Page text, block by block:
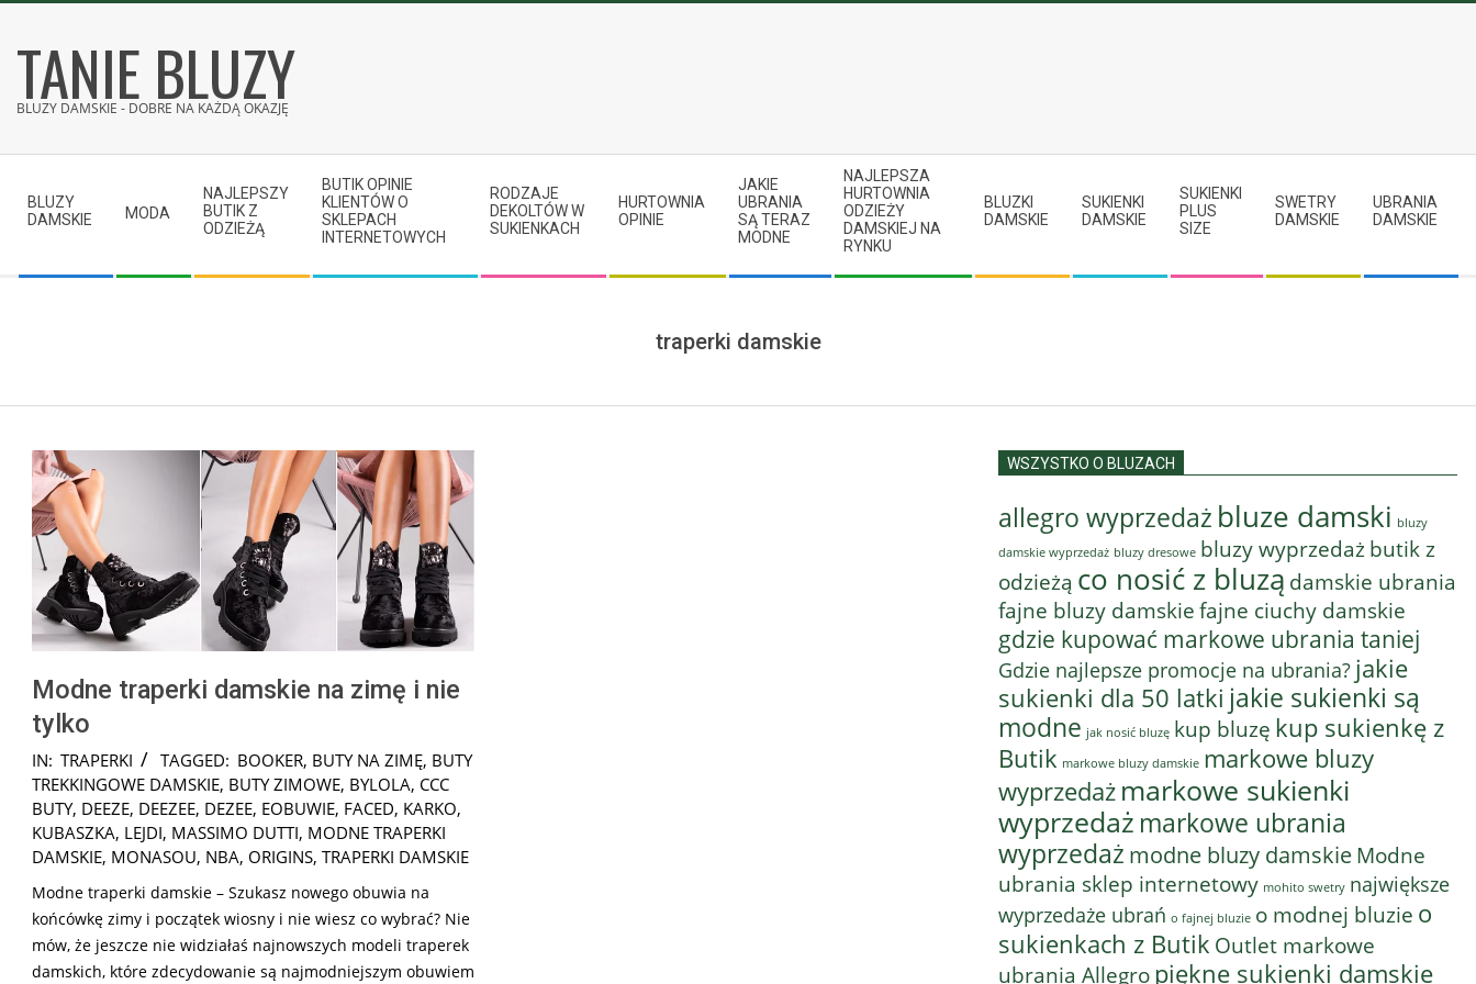
content
TANIE BLUZY
BLUZY DAMSKIE - DOBRE NA KAŻDĄ OKAZJĘ
Navigation
Menu
BLUZY
DAMSKIE
MODA
NAJLEPSZY
BUTIK Z
ODZIEŻĄ
BUTIK OPINIE
KLIENTÓW O
SKLEPACH
INTERNETOWYCH
RODZAJE
DEKOLTÓW W
SUKIENKACH
HURTOWNIA
OPINIE
JAKIE
UBRANIA
SĄ TERAZ
MODNE
NAJLEPSZA
HURTOWNIA
ODZIEŻY
DAMSKIEJ NA
RYNKU
BLUZKI
DAMSKIE
SUKIENKI
DAMSKIE
SUKIENKI
PLUS
SIZE
SWETRY
DAMSKIE
UBRANIA
DAMSKIE
traperki damskie
Modne traperki damskie na zimę i nie
tylko
2025-
01-
13
IN: TRAPERKI TAGGED: BOOKER, BUTY NA ZIMĘ, BUTY
TREKKINGOWE DAMSKIE, BUTY ZIMOWE, BYLOLA, CCC
BUTY, DEEZE, DEEZEE, DEZEE, EOBUWIE, FACED, KARKO,
KUBASZKA, LEJDI, MASSIMO DUTTI, MODNE TRAPERKI
DAMSKIE, MONASOU, NBA, ORIGINS, TRAPERKI DAMSKIE
Modne traperki damskie – Szukasz nowego obuwia na
końcówkę zimy i początek wiosny i nie wiesz co wybrać? Nie
mów, że jeszcze nie widziałaś najnowszych modeli traperek
damskich, które zdecydowanie są najmodniejszym obuwiem
WSZYSTKO O BLUZACH
allegro wyprzedaż bluze damski bluzy
damskie wyprzedaż bluzy dresowe bluzy wyprzedaż butik z
odzieżą co nosić z bluzą damskie ubrania
fajne bluzy damskiefajne ciuchy damskie
gdzie kupować markowe ubrania taniej
Gdzie najlepsze promocje na ubrania? jakie
sukienki dla 50 latki jakie sukienki są
modne jak nosić bluzę kup bluzę kup sukienkę z
Butik markowe bluzy damskie markowe bluzy
wyprzedaż markowe sukienki
wyprzedaż markowe ubrania
wyprzedaż modne bluzy damskie Modne
ubrania sklep internetowy mohito swetry największe
wyprzedaże ubrań o fajnej bluzie o modnej bluzie o
sukienkach z Butik Outlet markowe
ubrania Allegropiękne sukienki damskie